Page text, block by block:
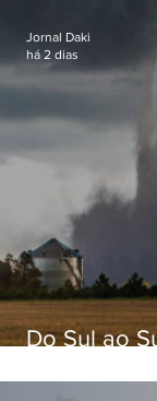
Do Sul ao
apreensão
Jornal Daki
há 2 dias